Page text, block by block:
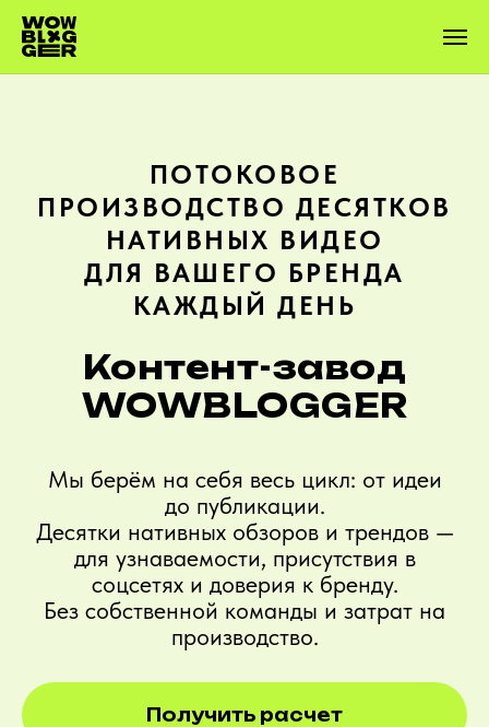
ПОТОКОВОЕ
ПРОИЗВОДСТВО ДЕСЯТКОВ
НАТИВНЫХ ВИДЕО
ДЛЯ ВАШЕГО БРЕНДА
КАЖДЫЙ ДЕНЬ
Контент-завод
WOWBLOGGER
Мы берём на себя весь цикл: от идеи
до публикации.
Десятки нативных обзоров и трендов —
для узнаваемости, присутствия в
соцсетях и доверия к бренду.
Без собственной команды и затрат на
производство.
Получить расчет